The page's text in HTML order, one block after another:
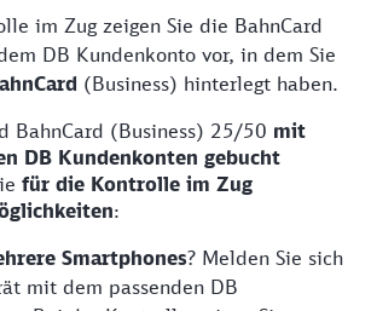
im Zug zeigen Sie die BahnCard
DB Kundenkonto vor, in dem Sie
(Business) hinterlegt haben.
BahnCard (Business) 25/50 mit
DB Kundenkonten gebucht
für die Kontrolle im Zug
:
Smartphones? Melden Sie sich
mit dem passenden DB